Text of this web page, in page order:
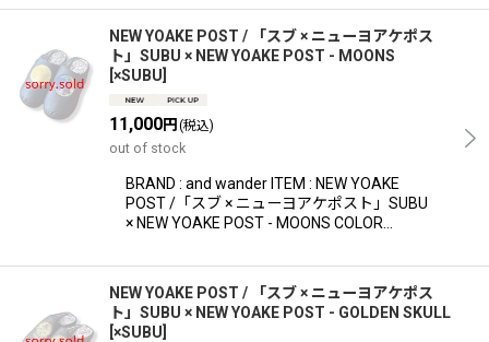
NEW YOAKE POST / 「スブ × ニューヨアケポス
ト」SUBU × NEW YOAKE POST - MOONS
×SUBU
11,000円 (税込)
out of stock
BRAND : and wander ITEM : NEW YOAKE
POST /「スブ × ニューヨアケポスト」SUBU
× NEW YOAKE POST - MOONS COLOR…
NEW YOAKE POST / 「スブ × ニューヨアケポス
ト」SUBU × NEW YOAKE POST - GOLDEN SKULL
×SUBU